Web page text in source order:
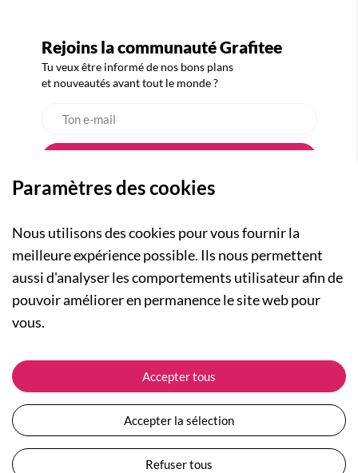
Rejoins la communauté Grafitee
Tu veux être informé de nos bons plans
et nouveautés avant tout le monde ?
A PROPOS
Qui sommes-nous ?
Actualités
Nos engagements
Plan du site
Devenir revendeur
Collection Femme
Collection Enfants
Les Totebags
Nos différents thèmes
ASSISTANCE
Suivre ma commande
Expédition et livraison
Retour et remboursement
Moyens de paiement
Conditions générales de vente
Paramètres des cookies
Nous utilisons des cookies pour vous fournir la
meilleure expérience possible. Ils nous permettent
aussi d'analyser les comportements utilisateur afin de
pouvoir améliorer en permanence le site web pour
vous.
Accepter tous
Accepter la sélection
Refuser tous